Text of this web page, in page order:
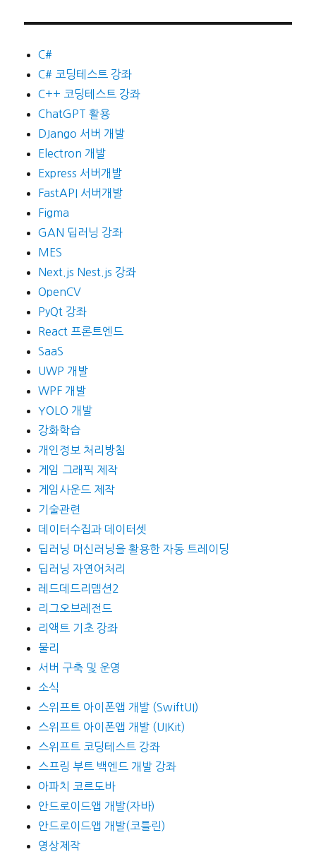
C#
C# 코딩테스트 강좌
C++ 코딩테스트 강좌
ChatGPT 활용
DJango 서버 개발
Electron 개발
Express 서버개발
FastAPI 서버개발
Figma
GAN 딥러닝 강좌
MES
Next.js Nest.js 강좌
OpenCV
PyQt 강좌
React 프론트엔드
SaaS
UWP 개발
WPF 개발
YOLO 개발
강화학습
개인정보 처리방침
게임 그래픽 제작
게임사운드 제작
기술관련
데이터수집과 데이터셋
딥러닝 머신러닝을 활용한 자동 트레이딩
딥러닝 자연어처리
레드데드리뎀션2
리그오브레전드
리액트 기초 강좌
물리
서버 구축 및 운영
소식
스위프트 아이폰앱 개발 (SwiftUI)
스위프트 아이폰앱 개발 (UIKit)
스위프트 코딩테스트 강좌
스프링 부트 백엔드 개발 강좌
아파치 코르도바
안드로이드앱 개발(자바)
안드로이드앱 개발(코틀린)
영상제작